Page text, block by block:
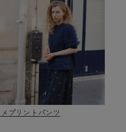
プリントパンツ